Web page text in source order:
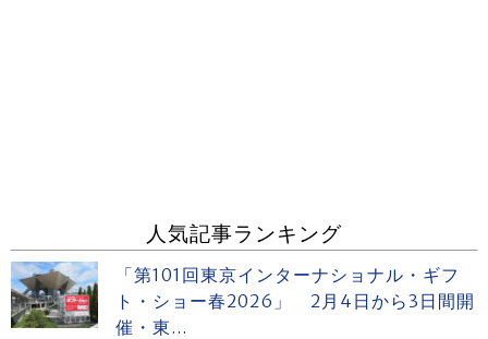
人気記事ランキング
「第101回東京インターナショナル・ギフ
ト・ショー春2026」 2月4日から3日間開
催・東...